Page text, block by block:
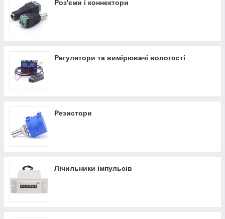
Роз'єми і коннектори
Регулятори та вимірювачі вологості
Резистори
Лічильники імпульсів